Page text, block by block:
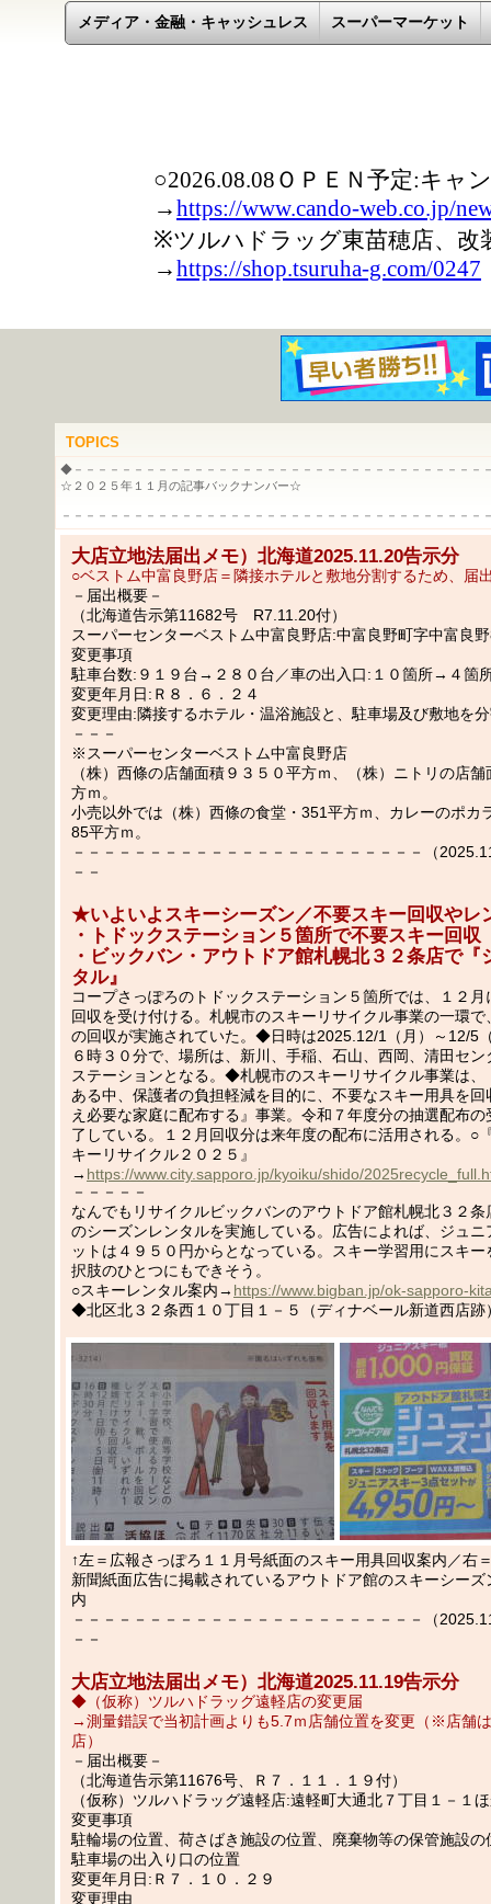
メディア・金融・キャッシュレス スーパーマーケット
TOPICS
◆－－－－－－－－－－－－－－－－－－－－－－－－－－－－－－－－－－
☆２０２５年１１月の記事バックナンバー☆
－－－－－－－－－－－－－－－－－－－－－－－－－－－－－－－－－－－
大店立地法届出メモ）北海道2025.11.20告示分
○ベストム中富良野店＝隣接ホテルと敷地分割するため、届
－届出概要－
（北海道告示第11682号 R7.11.20付）
スーパーセンターベストム中富良野店:中富良野町字中富良
変更事項
駐車台数:９１９台→２８０台／車の出入口:１０箇所→４箇
変更年月日:Ｒ８．６．２４
変更理由:隣接するホテル・温浴施設と、駐車場及び敷地を
－－－
※スーパーセンターベストム中富良野店
（株）西條の店舗面積９３５０平方ｍ、（株）ニトリの店
方ｍ。
小売以外では（株）西條の食堂・351平方ｍ、カレーのポカ
85平方ｍ。
－－－－－－－－－－－－－－－－－－－－－－－（
－－
★いよいよスキーシーズン／不要スキー回収や
・トドックステーション５箇所で不要スキー回収
・ビックバン・アウトドア館札幌北３２条店で『
タル』
コープさっぽろのトドックステーション５箇所では、１２
回収を受け付ける。札幌市のスキーリサイクル事業の一環で
の回収が実施されていた。◆日時は2025.12/1（月）～12/5
６時３０分で、場所は、新川、手稲、石山、西岡、清田セ
ステーションとなる。◆札幌市のスキーリサイクル事業は、
ある中、保護者の負担軽減を目的に、不要なスキー用具を回
え必要な家庭に配布する』事業。令和７年度分の抽選配布
了している。１２月回収分は来年度の配布に活用される。○
キーリサイクル２０２５』
→ https://www.city.sapporo.jp/kyoiku/shido/
－－－－－
なんでもリサイクルビックバンのアウトドア館札幌北３２条
のシーズンレンタルを実施している。広告によれば、ジュニ
ットは４９５０円からとなっている。スキー学習用にスキ
択肢のひとつにもできそう。
○スキーレンタル案内→ https://www.bigban.jp/ok-sapporo-
◆北区北３２条西１０丁目１－５（ディナベール新道西店跡
↑左＝広報さっぽろ１１月号紙面のスキー用具回収案内／右
新聞紙面広告に掲載されているアウトドア館のスキーシーズ
内
－－－－－－－－－－－－－－－－－－－－－－－（
－－
大店立地法届出メモ）北海道2025.11.19告示分
◆（仮称）ツルハドラッグ遠軽店の変更届
→測量錯誤で当初計画よりも5.7ｍ店舗位置を変更（※店舗
店）
－届出概要－
（北海道告示第11676号、Ｒ７．１１．１９付）
（仮称）ツルハドラッグ遠軽店:遠軽町大通北７丁目１－１
変更事項
駐輪場の位置、荷さばき施設の位置、廃棄物等の保管施設の
駐車場の出入り口の位置
変更年月日:Ｒ７．１０．２９
変更理由